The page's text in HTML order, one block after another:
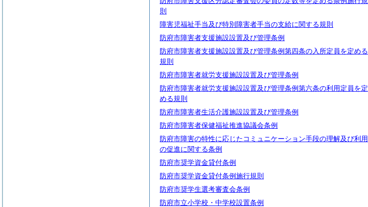
則
障害児福祉手当及び特別障害者手当の支給に関する規則
防府市障害者支援施設設置及び管理条例
防府市障害者支援施設設置及び管理条例第四条の入所定員を定める
規則
防府市障害者就労支援施設設置及び管理条例
防府市障害者就労支援施設設置及び管理条例第六条の利用定員を定
める規則
防府市障害者生活介護施設設置及び管理条例
防府市障害者保健福祉推進協議会条例
防府市障害の特性に応じたコミュニケーション手段の理解及び利用
の促進に関する条例
防府市奨学資金貸付条例
防府市奨学資金貸付条例施行規則
防府市奨学生選考審査会条例
防府市立小学校・中学校設置条例